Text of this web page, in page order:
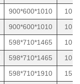
900*600*1010
10
900*600*1010
10
598*710*1465
10
598*710*1465
10
598*710*1910
15